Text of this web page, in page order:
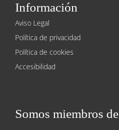
Información
Aviso Legal
Política de privacidad
Política de cookies
Accesibilidad
Somos miembros de